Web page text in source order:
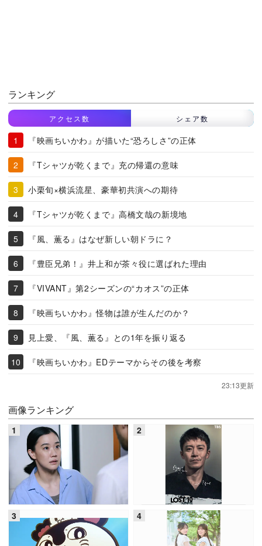
ランキング
アクセス数 シェア数
『映画ちいかわ』が描いた“恐ろしさ”の正体
『Tシャツが乾くまで』充の帰還の意味
小栗旬×横浜流星、豪華初共演への期待
『Tシャツが乾くまで』高橋文哉の新境地
『風、薫る』はなぜ新しい朝ドラに？
『豊臣兄弟！』井上和が茶々役に選ばれた理由
『VIVANT』第2シーズンの“カオス”の正体
『映画ちいかわ』怪物は誰が生んだのか？
見上愛、『風、薫る』との1年を振り返る
『映画ちいかわ』EDテーマからその後を考察
23:13更新
画像ランキング